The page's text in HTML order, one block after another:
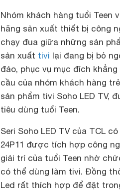
Nhóm khách hàng tuổi
hãng sản xuất thiết bị công
chạy đua giữa những sản
sản xuất tivi lại đang bị bỏ
đáo, phục vụ mục đích
cầu của nhóm khách hàng
sản phẩm tivi Soho LED TV,
tiêu dùng tuổi Teen.
Seri Soho LED TV của TCL
24P11 được tích hợp công
giải trí của tuổi Teen nhờ
có thể dùng làm tivi. Đồng
Led rất thích hợp để đặt